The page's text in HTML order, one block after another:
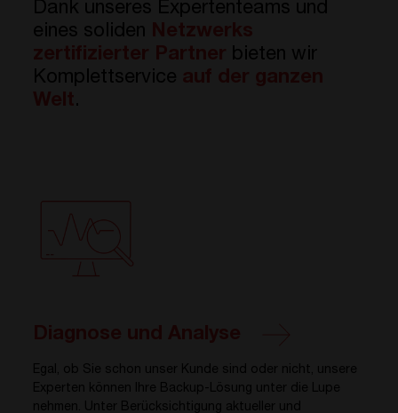
Dank unseres Expertenteams und
eines soliden
bieten wir
Komplettservice
.
Egal, ob Sie schon unser Kunde sind oder nicht, unsere
Experten können Ihre Backup-Lösung unter die Lupe
nehmen. Unter Berücksichtigung aktueller und